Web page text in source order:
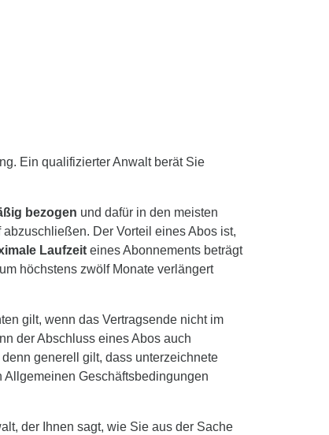
Ein qualifizierter Anwalt berät Sie
bezogen und dafür in den meisten
Der Vorteil eines Abos ist,
Laufzeit eines Abonnements beträgt
höchstens zwölf Monate verlängert
gilt, wenn das Vertragsende nicht im
der Abschluss eines Abos auch
generell gilt, dass unterzeichnete
Geschäftsbedingungen
der Ihnen sagt, wie Sie aus der Sache